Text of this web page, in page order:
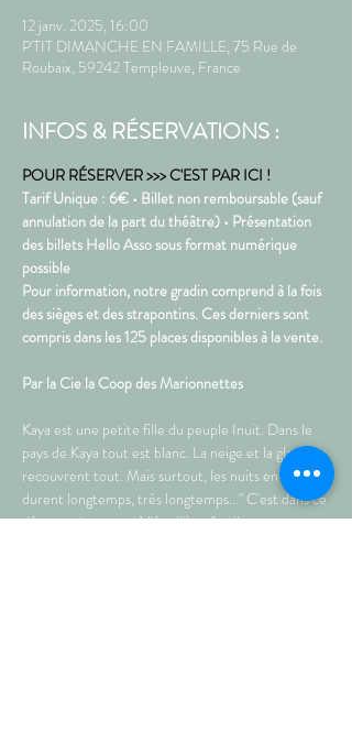
12 janv. 2025, 16:00
P'TIT DIMANCHE EN FAMILLE, 75 Rue de
Roubaix, 59242 Templeuve, France
INFOS & RÉSERVATIONS :
POUR RÉSERVER >>> C'EST PAR ICI !
Tarif Unique : 6€ • Billet non remboursable (sauf
annulation de la part du théâtre) • Présentation
des billets Hello Asso sous format numérique
possible
Pour information, notre gradin comprend à la fois
des sièges et des strapontins. Ces derniers sont
compris dans les 125 places disponibles à la vente.
Par la Cie la Coop des Marionnettes
Kaya est une petite fille du peuple Inuit. Dans le
pays de Kaya tout est blanc. La neige et la glace
recouvrent tout. Mais surtout, les nuits en hiver
durent longtemps, très longtemps..." C'est dans ce
décor majestueux, à l'équilibre fragile, que